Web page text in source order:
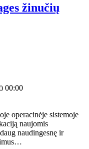
žinučių
00:00
operacinėje sistemoje
naujomis
naudingesnę ir